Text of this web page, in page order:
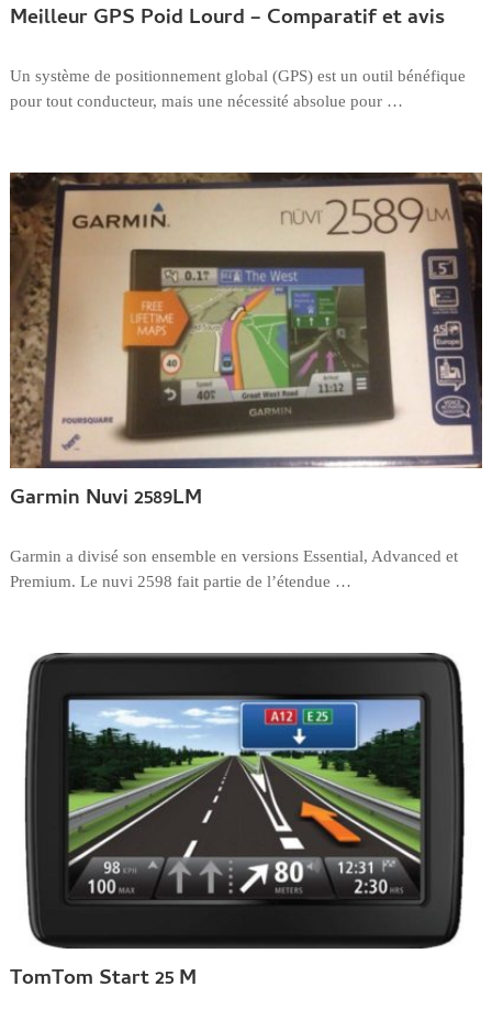
Meilleur GPS Poid Lourd – Comparatif et avis
Un système de positionnement global (GPS) est un outil bénéfique
pour tout conducteur, mais une nécessité absolue pour …
Garmin Nuvi 2589LM
Garmin a divisé son ensemble en versions Essential, Advanced et
Premium. Le nuvi 2598 fait partie de l’étendue …
TomTom Start 25 M